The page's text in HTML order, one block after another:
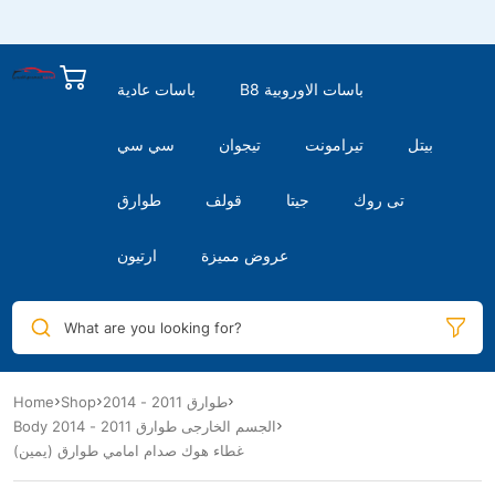
باسات عادية B8 باسات الاوروبية
سي سي تيجوان تيرامونت بيتل
طوارق قولف جيتا تى روك
ارتيون عروض مميزة
What are you looking for?
Home Shop
طوارق 2011 - 2014
Body الجسم الخارجى طوارق 2011 - 2014
غطاء هوك صدام امامي طوارق (يمين)